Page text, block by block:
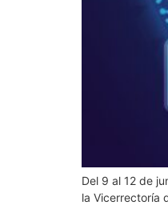
Del 9 al 12 de
la Vicerrectoría